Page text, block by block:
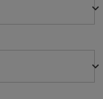
keyboard_arrow_down
keyboard_arrow_down